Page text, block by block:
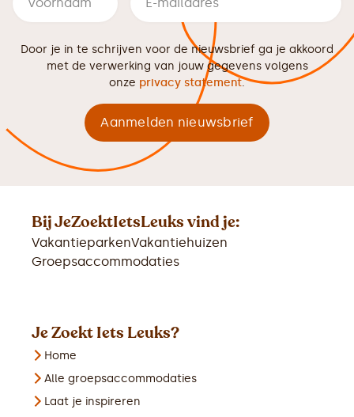
Door je in te schrijven voor de nieuwsbrief ga je akkoord
met de verwerking van jouw gegevens volgens
onze privacy statement.
Bij JeZoektIetsLeuks vind je:
VakantieparkenVakantiehuizen
Groepsaccommodaties
Je Zoekt Iets Leuks?
Home
Alle groepsaccommodaties
Laat je inspireren